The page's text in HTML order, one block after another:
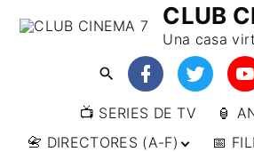
CLUB
Una casa
📺 SERIES DE TV
🏮
📇 DIRECTORES (A-F)
📅